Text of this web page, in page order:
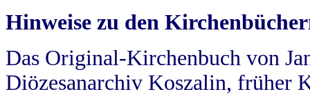
Hinweise zu den
Das Original-Kirchenbuch von
Diözesanarchiv Koszalin, früher